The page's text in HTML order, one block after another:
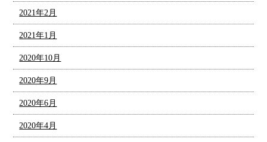
2021年2月
2021年1月
2020年10月
2020年9月
2020年6月
2020年4月